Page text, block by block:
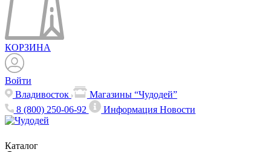
КОРЗИНА
Войти
Владивосток
Магазины “Чудодей”
8 (800) 250-06-92
ИнформацияНовости
Каталог